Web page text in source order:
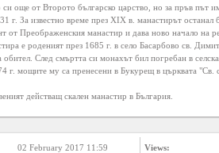
още от Второто българско царство, но за пръв път
г. За известно време през XIX в. манастирът останал
от Преображенския манастир и дава ново начало на
е роденият през 1685 г. в село Басарбово св.
обител. След смъртта си монахът бил погребан в
г. мощите му са пренесени в Букурещ в църквата "Св.
действащ скален манастир в България.
02 February 2017 11:59 Views: